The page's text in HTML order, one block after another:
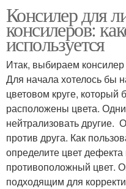
Консилер для
консилеров:
используется
Итак, выбираем консилер
Для начала хотелось бы
цветовом круге, который
расположены цвета.
нейтрализовать другие.
против друга. Как
определите цвет
противоположный цвет.
подходящим для